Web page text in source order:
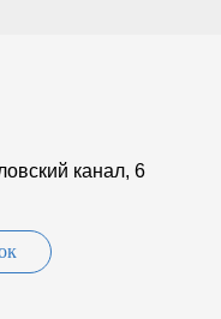
канал, 6